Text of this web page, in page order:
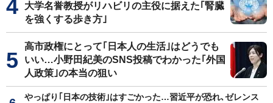
大学名誉教授がリハビリの主役に据えた｢腎臓
を強くする歩き方｣
高市政権にとって｢日本人の生活｣はどうでも
いい…小野田紀美のSNS投稿でわかった｢外国
人政策｣の本当の狙い
やっぱり｢日本の技術｣はすごかった…習近平が恐れ､ゼレンス